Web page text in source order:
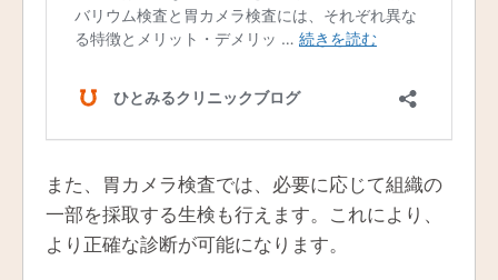
また、胃カメラ検査では、必要に応じて組織の
一部を採取する生検も行えます。これにより、
より正確な診断が可能になります。